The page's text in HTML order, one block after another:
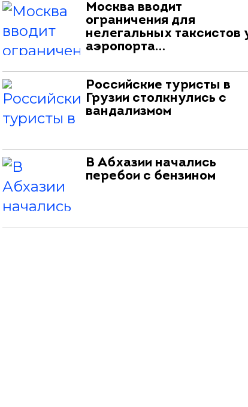
Москва вводит
ограничения для
нелегальных таксистов
аэропорта…
Российские туристы в
Грузии столкнулись с
вандализмом
В Абхазии начались
перебои с бензином